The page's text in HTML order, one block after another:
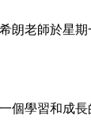
朗老師於星
個學習和成